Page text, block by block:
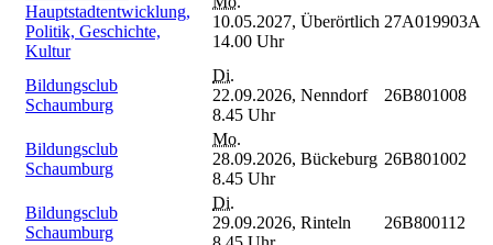
Hauptstadtentwicklung,
Politik, Geschichte,
Kultur
10.05.2027,
14.00 Uhr
Überörtlich 27A019903A
Bildungsclub
Schaumburg
Di.
22.09.2026,
8.45 Uhr
Nenndorf 26B801008
Bildungsclub
Schaumburg
Mo.
28.09.2026,
8.45 Uhr
Bückeburg 26B801002
Bildungsclub
Schaumburg
Di.
29.09.2026, Rinteln 26B800112